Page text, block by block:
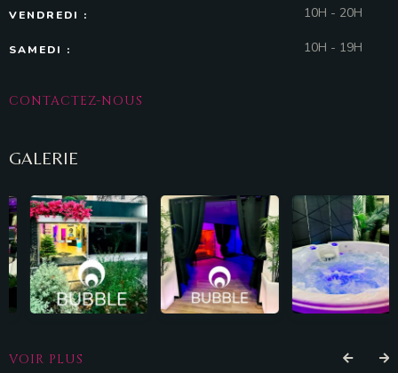
VENDREDI : 10H - 20H
SAMEDI : 10H - 19H
CONTACTEZ-NOUS
GALERIE
VOIR PLUS